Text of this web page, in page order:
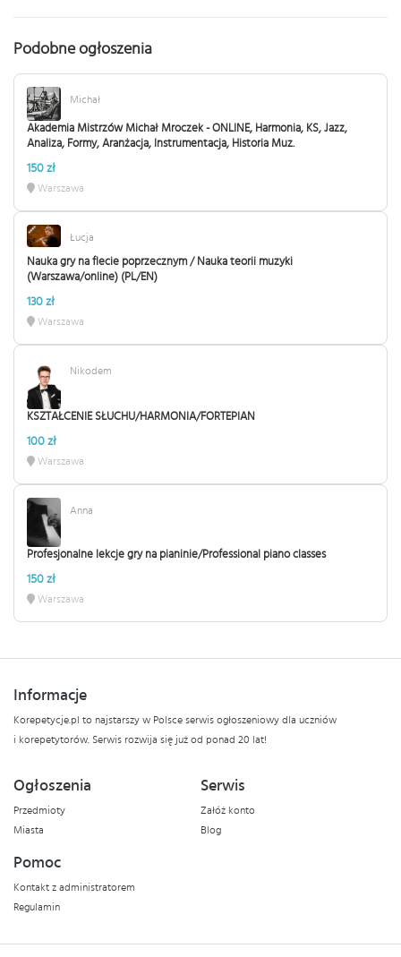
Podobne ogłoszenia
Michał
Akademia Mistrzów Michał Mroczek - ONLINE, Harmonia, KS, Jazz,
Analiza, Formy, Aranżacja, Instrumentacja, Historia Muz.
150 zł
Warszawa
Łucja
Nauka gry na flecie poprzecznym / Nauka teorii muzyki
(Warszawa/online) (PL/EN)
130 zł
Warszawa
Nikodem
KSZTAŁCENIE SŁUCHU/HARMONIA/FORTEPIAN
100 zł
Warszawa
Anna
Profesjonalne lekcje gry na pianinie/Professional piano classes
150 zł
Warszawa
Informacje
Korepetycje.pl to najstarszy w Polsce serwis ogłoszeniowy dla uczniów
i korepetytorów. Serwis rozwija się już od ponad 20 lat!
Ogłoszenia
Przedmioty
Miasta
Serwis
Załóż konto
Blog
Pomoc
Kontakt z administratorem
Regulamin